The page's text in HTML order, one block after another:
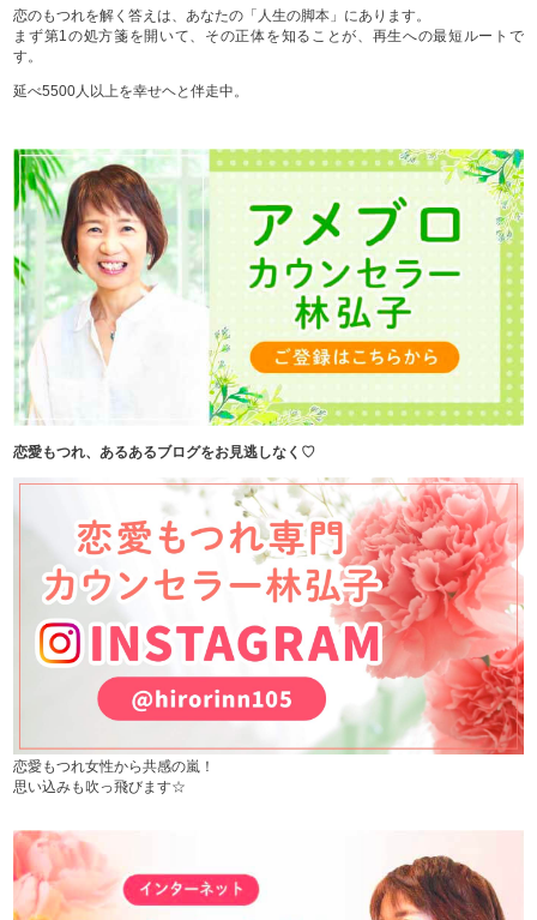
恋のもつれを解く答えは、あなたの「人生の脚本」にあります。
まず第1の処方箋を開いて、その正体を知ることが、再生への最短ルートで
す。
延べ5500人以上を幸せヘと伴走中。
恋愛もつれ、あるあるブログをお見逃しなく♡
恋愛もつれ女性から共感の嵐！
思い込みも吹っ飛びます☆